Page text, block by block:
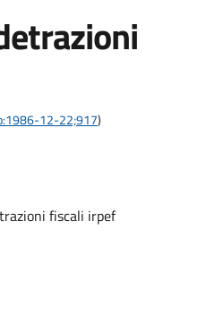
12-22;917)
fiscali irpef